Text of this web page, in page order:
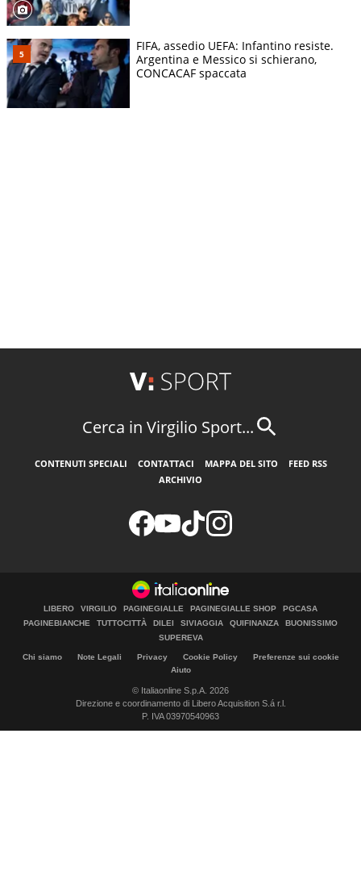
FIFA, assedio UEFA: Infantino resiste.
Argentina e Messico si schierano,
CONCACAF spaccata
Cerca in Virgilio Sport...
CONTENUTI SPECIALI CONTATTACI MAPPA DEL SITO
FEED RSS
ARCHIVIO
LIBERO VIRGILIO PAGINEGIALLE PAGINEGIALLE SHOP
PGCASA
PAGINEBIANCHE
TUTTOCITTÀ DILEI SIVIAGGIA QUIFINANZA
BUONISSIMO
SUPEREVA
Chi siamo Note Legali Privacy Cookie Policy
Preferenze sui cookie
Aiuto
© Italiaonline S.p.A. 2026
Direzione e coordinamento di Libero Acquisition S.á r.l.
P. IVA 03970540963